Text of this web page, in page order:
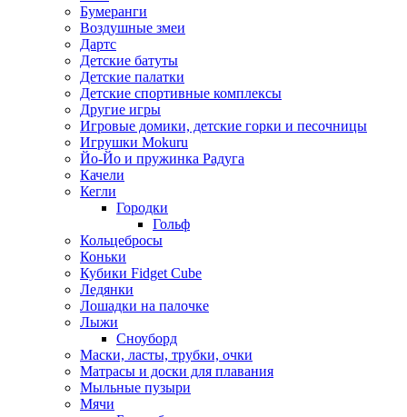
Бумеранги
Воздушные змеи
Дартс
Детские батуты
Детские палатки
Детские спортивные комплексы
Другие игры
Игровые домики, детские горки и песочницы
Игрушки Mokuru
Йо-Йо и пружинка Радуга
Качели
Кегли
Городки
Гольф
Кольцебросы
Коньки
Кубики Fidget Cube
Ледянки
Лошадки на палочке
Лыжи
Сноуборд
Маски, ласты, трубки, очки
Матрасы и доски для плавания
Мыльные пузыри
Мячи